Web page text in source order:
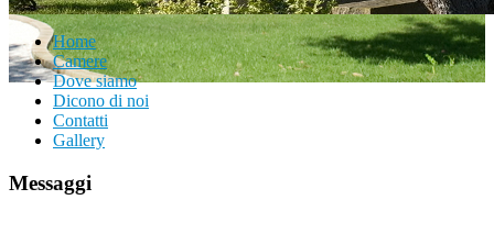
Home
Camere
Dove siamo
Dicono di noi
Contatti
Gallery
Messaggi